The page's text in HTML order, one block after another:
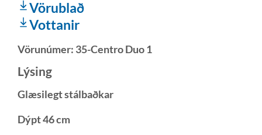
Vörublað
Vottanir
Vörunúmer: 35-Centro Duo 1
Lýsing
Glæsilegt stálbaðkar
Dýpt 46 cm